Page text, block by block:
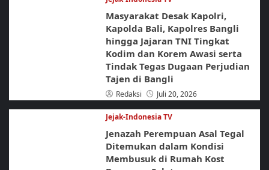
Masyarakat Desak Kapolri,
Kapolda Bali, Kapolres Bangli
hingga Jajaran TNI Tingkat
Kodim dan Korem Awasi serta
Tindak Tegas Dugaan Perjudian
Tajen di Bangli
Redaksi Juli 20, 2026
Jejak-Indonesia TV
Jenazah Perempuan Asal Tegal
Ditemukan dalam Kondisi
Membusuk di Rumah Kost